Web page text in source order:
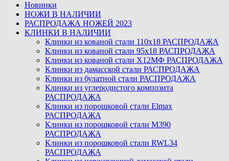
Новинки
НОЖИ В НАЛИЧИИ
РАСПРОДАЖА НОЖЕЙ 2023
КЛИНКИ В НАЛИЧИИ
Клинки из кованой стали 110х18 РАСПРОДАЖА
Клинки из кованой стали 95х18 РАСПРОДАЖА
Клинки из кованой стали Х12МФ РАСПРОДАЖА
Клинки из дамасской стали РАСПРОДАЖА
Клинки из булатной стали РАСПРОДАЖА
Клинки из углеродистого композита
РАСПРОДАЖА
Клинки из порошковой стали Elmax
РАСПРОДАЖА
Клинки из порошковой стали M390
РАСПРОДАЖА
Клинки из порошковой стали RWL34
РАСПРОДАЖА